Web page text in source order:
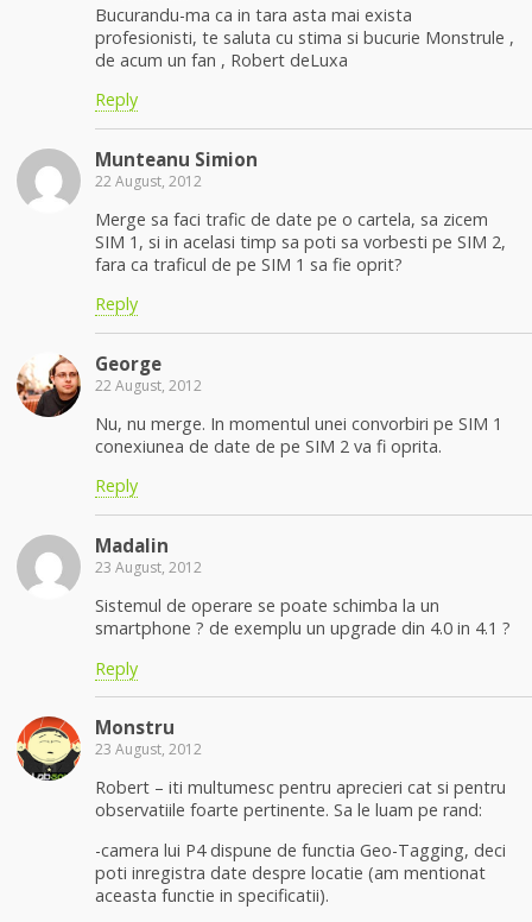
Bucurandu-ma ca in tara asta mai exista
profesionisti, te saluta cu stima si bucurie Monstrule ,
de acum un fan , Robert deLuxa
Reply
Munteanu Simion
22 August, 2012
Merge sa faci trafic de date pe o cartela, sa zicem
SIM 1, si in acelasi timp sa poti sa vorbesti pe SIM 2,
fara ca traficul de pe SIM 1 sa fie oprit?
Reply
George
22 August, 2012
Nu, nu merge. In momentul unei convorbiri pe SIM 1
conexiunea de date de pe SIM 2 va fi oprita.
Reply
Madalin
23 August, 2012
Sistemul de operare se poate schimba la un
smartphone ? de exemplu un upgrade din 4.0 in 4.1 ?
Reply
Monstru
23 August, 2012
Robert – iti multumesc pentru aprecieri cat si pentru
observatiile foarte pertinente. Sa le luam pe rand:
-camera lui P4 dispune de functia Geo-Tagging, deci
poti inregistra date despre locatie (am mentionat
aceasta functie in specificatii).